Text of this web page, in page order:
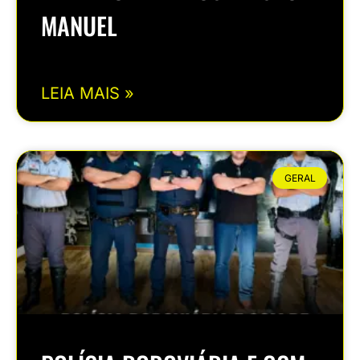
MANUEL
LEIA MAIS »
GERAL